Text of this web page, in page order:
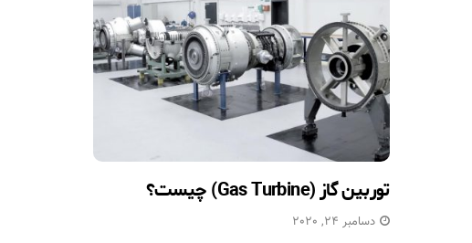
توربین گاز (Gas Turbine) چیست؟
دسامبر 24, 2020